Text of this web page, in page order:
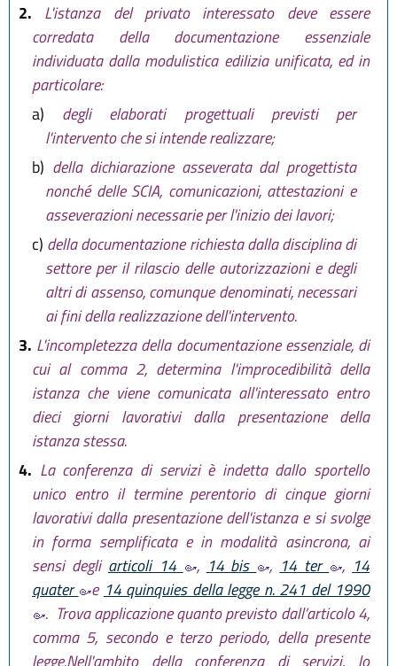
2. L'istanza del privato interessato deve essere
corredata della documentazione essenziale
individuata dalla modulistica edilizia unificata, ed in
particolare:
a)
degli elaborati progettuali previsti per
l'intervento che si intende realizzare;
b) della dichiarazione asseverata dal progettista
nonché delle SCIA, comunicazioni, attestazioni e
asseverazioni necessarie per l'inizio dei lavori;
c) della documentazione richiesta dalla disciplina di
settore per il rilascio delle autorizzazioni e degli
altri di assenso, comunque denominati, necessari
ai fini della realizzazione dell'intervento.
3. L'incompletezza della documentazione essenziale, di
cui al comma 2, determina l'improcedibilità della
istanza che viene comunicata all'interessato entro
dieci giorni lavorativi dalla presentazione della
istanza stessa.
4. La conferenza di servizi è indetta dallo sportello
unico entro il termine perentorio di cinque giorni
lavorativi dalla presentazione dell'istanza e si svolge
in forma semplificata e in modalità asincrona, ai
sensi degli articoli 14 , 14 bis , 14 ter , 14
quater
e 14 quinquies della legge n. 241 del 1990
. Trova applicazione quanto previsto dall’articolo 4,
comma 5, secondo e terzo periodo, della presente
legge.Nell'ambito della conferenza di servizi, lo